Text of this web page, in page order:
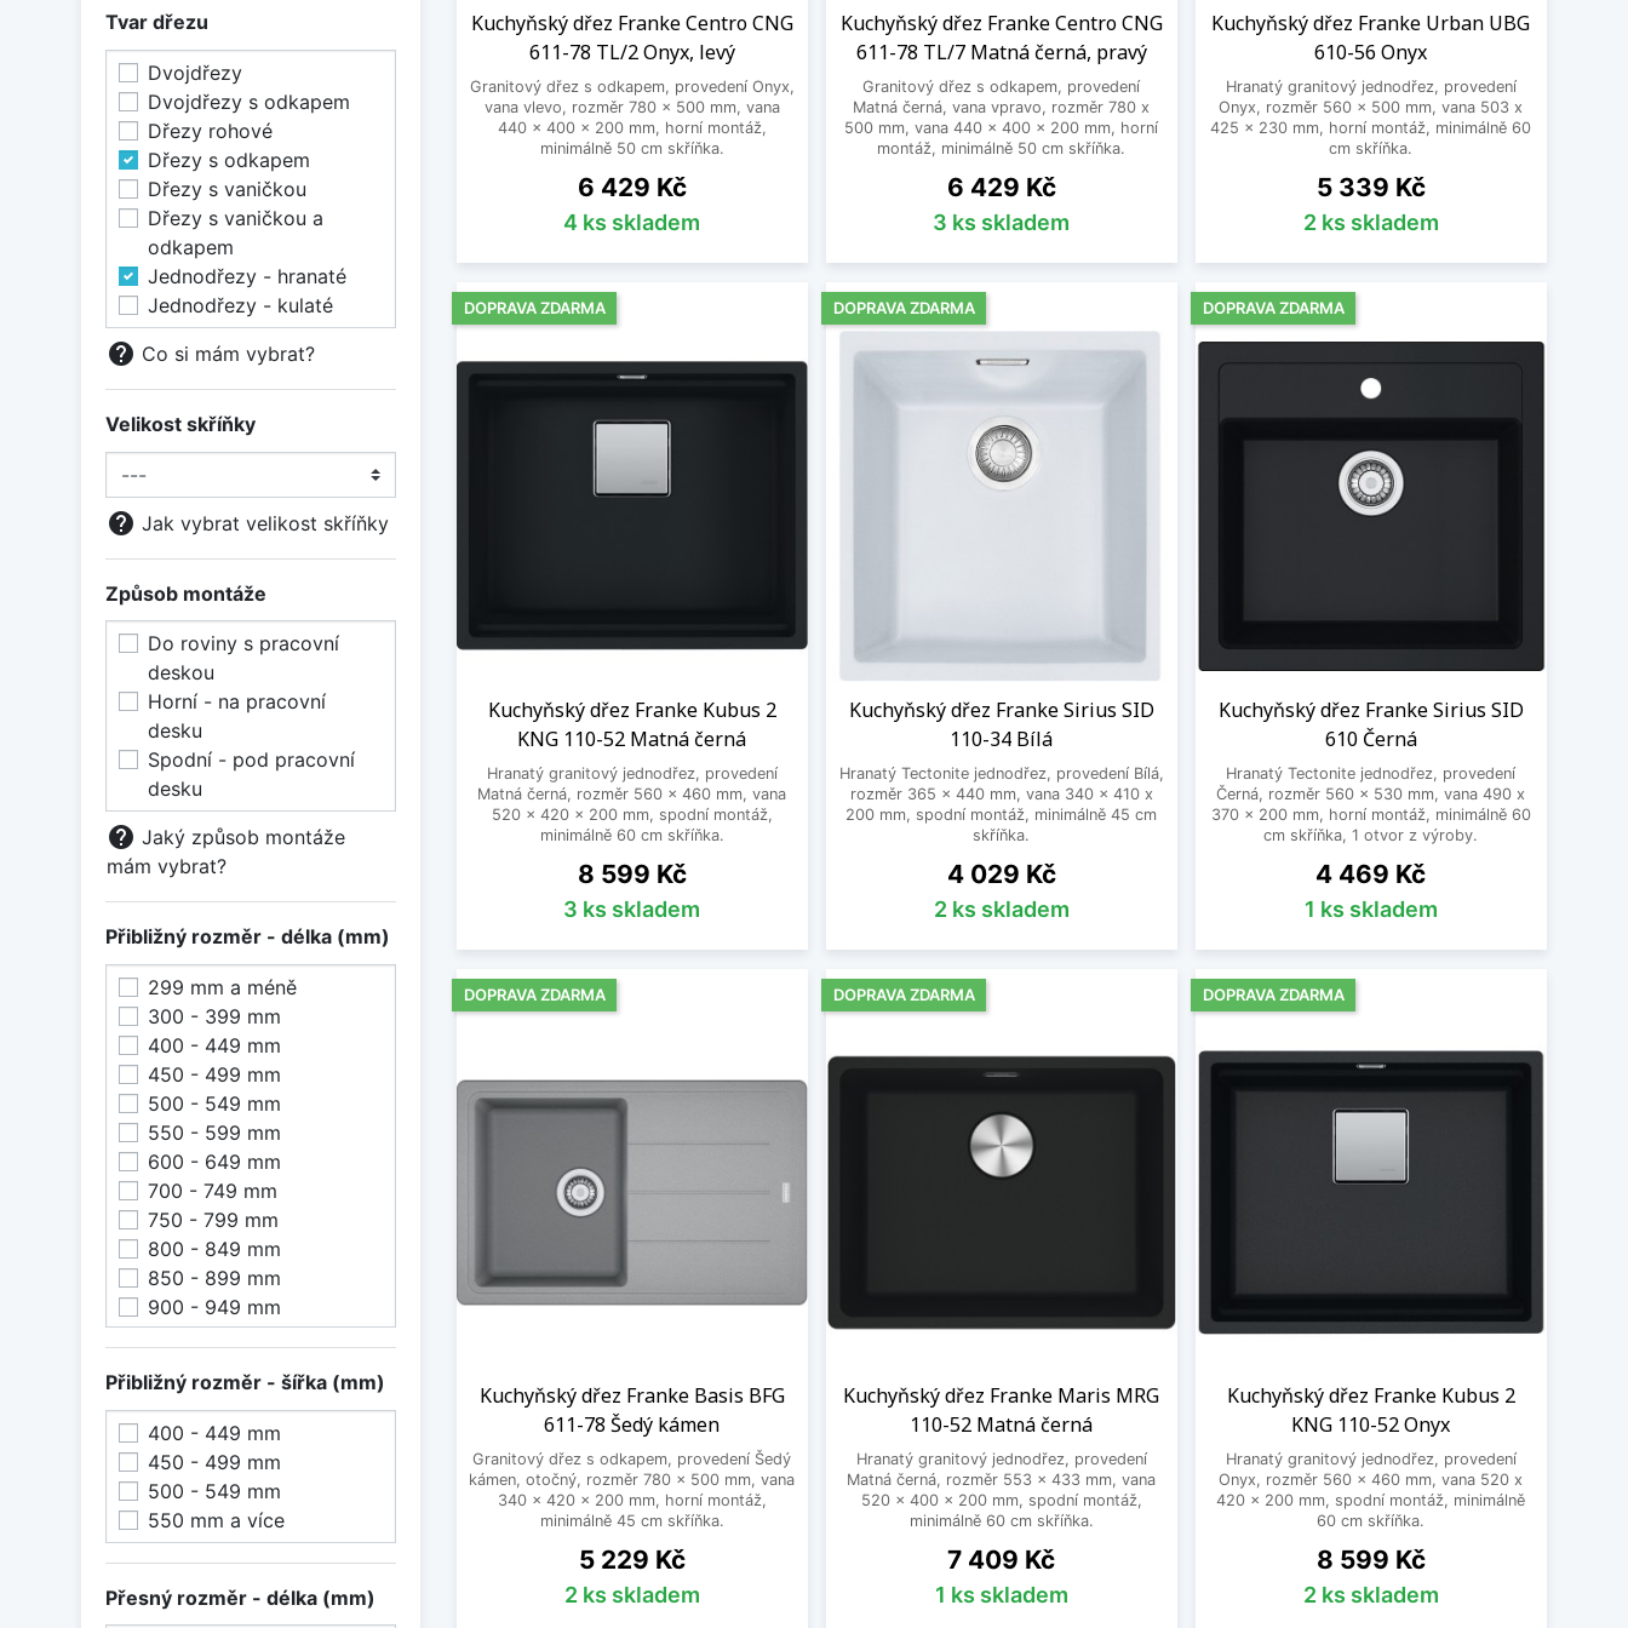
Šedý kámen
Tvar dřezu
Dvojdřezy
Dvojdřezy s odkapem
Dřezy rohové
Dřezy s odkapem
Dřezy s vaničkou
Dřezy s vaničkou a
odkapem
Jednodřezy - hranaté
Jednodřezy - kulaté
help Co si mám vybrat?
Velikost skříňky
help Jak vybrat velikost skříňky
Způsob montáže
Do roviny s pracovní
deskou
Horní - na pracovní
desku
Spodní - pod pracovní
desku
help Jaký způsob montáže
mám vybrat?
Přibližný rozměr - délka (mm)
299 mm a méně
300 - 399 mm
400 - 449 mm
450 - 499 mm
500 - 549 mm
550 - 599 mm
600 - 649 mm
700 - 749 mm
750 - 799 mm
800 - 849 mm
850 - 899 mm
900 - 949 mm
950 - 999 mm
Přibližný rozměr - šířka (mm)
400 - 449 mm
450 - 499 mm
500 - 549 mm
550 mm a více
Přesný rozměr - délka (mm)
Kuchyňský dřez Franke Centro CNG
611-78 TL/2 Onyx, levý
Granitový dřez s odkapem, provedení Onyx,
vana vlevo, rozměr 780 x 500 mm, vana
440 x 400 x 200 mm, horní montáž,
minimálně 50 cm skříňka.
Cena
6 429 Kč
4 ks skladem
Kuchyňský dřez Franke Centro CNG
611-78 TL/7 Matná černá, pravý
Granitový dřez s odkapem, provedení
Matná černá, vana vpravo, rozměr 780 x
500 mm, vana 440 x 400 x 200 mm, horní
montáž, minimálně 50 cm skříňka.
Cena
6 429 Kč
3 ks skladem
Kuchyňský dřez Franke Urban UBG
610-56 Onyx
Hranatý granitový jednodřez, provedení
Onyx, rozměr 560 x 500 mm, vana 503 x
425 x 230 mm, horní montáž, minimálně 60
cm skříňka.
Cena
5 339 Kč
2 ks skladem
Kuchyňský dřez Franke Kubus 2
KNG 110-52 Matná černá
Hranatý granitový jednodřez, provedení
Matná černá, rozměr 560 x 460 mm, vana
520 x 420 x 200 mm, spodní montáž,
minimálně 60 cm skříňka.
Cena
8 599 Kč
3 ks skladem
DOPRAVA ZDARMA
Kuchyňský dřez Franke Sirius SID
110-34 Bílá
Hranatý Tectonite jednodřez, provedení Bílá,
rozměr 365 x 440 mm, vana 340 x 410 x
200 mm, spodní montáž, minimálně 45 cm
skříňka.
Cena
4 029 Kč
2 ks skladem
DOPRAVA ZDARMA
Kuchyňský dřez Franke Sirius SID
610 Černá
Hranatý Tectonite jednodřez, provedení
Černá, rozměr 560 x 530 mm, vana 490 x
370 x 200 mm, horní montáž, minimálně 60
cm skříňka, 1 otvor z výroby.
Cena
4 469 Kč
1 ks skladem
DOPRAVA ZDARMA
Kuchyňský dřez Franke Basis BFG
611-78 Šedý kámen
Granitový dřez s odkapem, provedení Šedý
kámen, otočný, rozměr 780 x 500 mm, vana
340 x 420 x 200 mm, horní montáž,
minimálně 45 cm skříňka.
Cena
5 229 Kč
2 ks skladem
DOPRAVA ZDARMA
Kuchyňský dřez Franke Maris MRG
110-52 Matná černá
Hranatý granitový jednodřez, provedení
Matná černá, rozměr 553 x 433 mm, vana
520 x 400 x 200 mm, spodní montáž,
minimálně 60 cm skříňka.
Cena
7 409 Kč
1 ks skladem
DOPRAVA ZDARMA
Kuchyňský dřez Franke Kubus 2
KNG 110-52 Onyx
Hranatý granitový jednodřez, provedení
Onyx, rozměr 560 x 460 mm, vana 520 x
420 x 200 mm, spodní montáž, minimálně
60 cm skříňka.
Cena
8 599 Kč
2 ks skladem
DOPRAVA ZDARMA